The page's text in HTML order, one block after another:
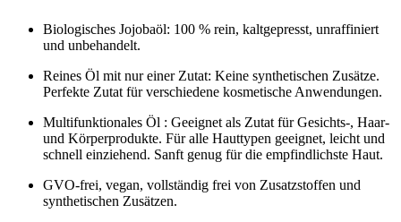
Biologisches Jojobaöl: 100 % rein, kaltgepresst, unraffiniert
und unbehandelt.
Reines Öl mit nur einer Zutat: Keine synthetischen Zusätze.
Perfekte Zutat für verschiedene kosmetische Anwendungen.
Multifunktionales Öl : Geeignet als Zutat für Gesichts-, Haar-
und Körperprodukte. Für alle Hauttypen geeignet, leicht und
schnell einziehend. Sanft genug für die empfindlichste Haut.
GVO-frei, vegan, vollständig frei von Zusatzstoffen und
synthetischen Zusätzen.